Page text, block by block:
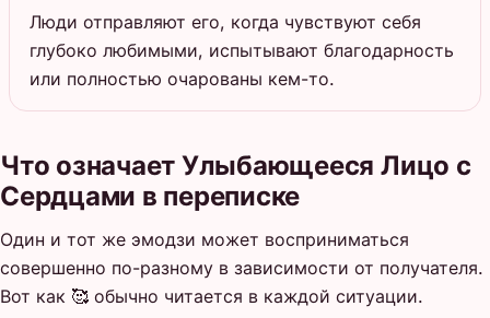
Люди отправляют его, когда чувствуют себя
глубоко любимыми, испытывают благодарность
или полностью очарованы кем-то.
Что означает Улыбающееся Лицо с
Сердцами в переписке
Один и тот же эмодзи может восприниматься
совершенно по-разному в зависимости от получателя.
Вот как 🥰 обычно читается в каждой ситуации.